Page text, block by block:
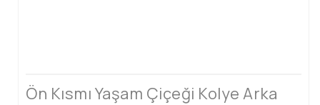
Ön Kısmı Yaşam Çiçeği Kolye Arka